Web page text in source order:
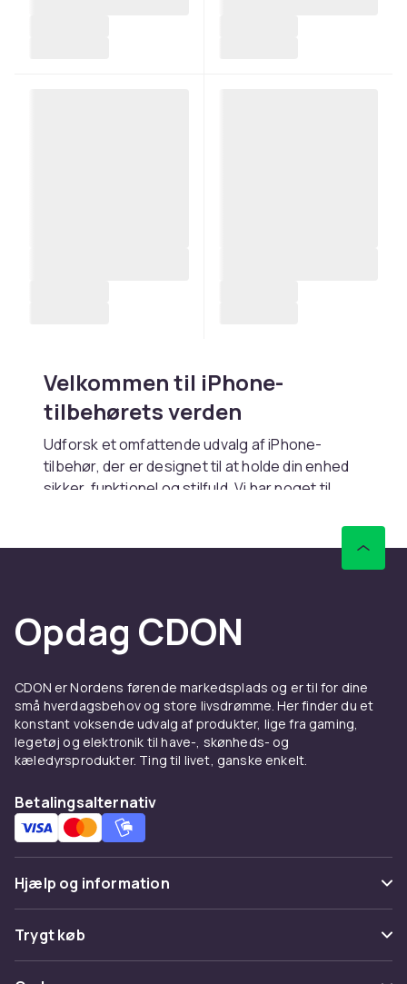
Velkommen til iPhone-
tilbehørets verden
Udforsk et omfattende udvalg af iPhone-
tilbehør, der er designet til at holde din enhed
sikker, funktionel og stilfuld. Vi har noget til
Etuier: Beskyttelse og stil til
Opdag covers i en række forskellige stilarter
og materialer til alle iPhone-modeller. Uanset
13, finder du muligheder, der kombinerer
æstetik med funktionalitet, fra elegante til
robuste designmuligheder.
klarhed og uovertruffen
beskyttelse
Beskyt din iPhones skærm mod ridser og
revner med skærmbeskyttere af høj kvalitet. Vi
og responsivitet for alle modeller, inklusive
iPhone 11, iPhone 12 og iPhone 13.
Opdag CDON
CDON er Nordens førende markedsplads og er til for dine
små hverdagsbehov og store livsdrømme. Her finder du et
konstant voksende udvalg af produkter, lige fra gaming,
legetøj og elektronik til have-, skønheds- og
kæledyrsprodukter. Ting til livet, ganske enkelt.
Betalingsalternativ
Hjælp og information
Ofte stillede spørgsmål
Spor pakke
Trygt køb
Betaling